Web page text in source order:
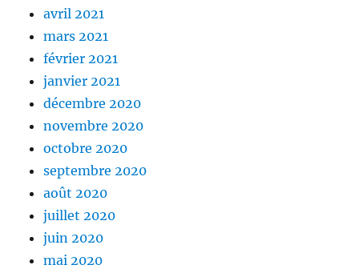
avril 2021
mars 2021
février 2021
janvier 2021
décembre 2020
novembre 2020
octobre 2020
septembre 2020
août 2020
juillet 2020
juin 2020
mai 2020